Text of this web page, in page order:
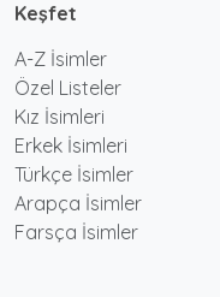
Keşfet
A-Z İsimler
Özel Listeler
Kız İsimleri
Erkek İsimleri
Türkçe İsimler
Arapça İsimler
Farsça İsimler